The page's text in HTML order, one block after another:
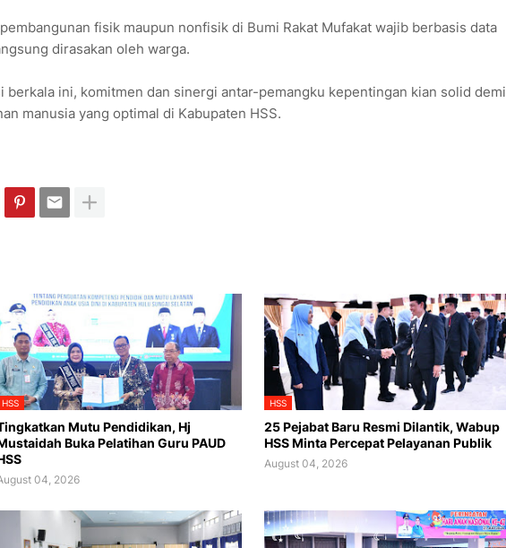
fisik maupun nonfisik di Bumi Rakat Mufakat wajib berbasis data
dirasakan oleh warga.
berkala ini, komitmen dan sinergi antar-pemangku kepentingan kian solid demi
manusia yang optimal di Kabupaten HSS.
HSS
Mutu Pendidikan, Hj
Buka Pelatihan Guru PAUD
04, 2026
HSS
25 Pejabat Baru Resmi Dilantik, Wabup
HSS Minta Percepat Pelayanan Publik
August 04, 2026